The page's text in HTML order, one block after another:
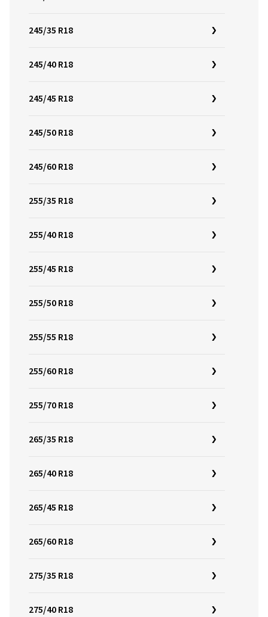
245/35 R18
245/40 R18
245/45 R18
245/50 R18
245/60 R18
255/35 R18
255/40 R18
255/45 R18
255/50 R18
255/55 R18
255/60 R18
255/70 R18
265/35 R18
265/40 R18
265/45 R18
265/60 R18
275/35 R18
275/40 R18